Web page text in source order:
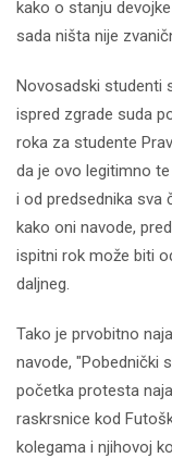
kako o stanju
sada ništa nije
Novosadski studenti
ispred zgrade suda
roka za studente
da je ovo legitimno
i od predsednika sva
kako oni navode,
ispitni rok može biti
daljneg.
Tako je prvobitno
navode, "Pobednički
početka protesta
raskrsnice kod
kolegama i njihovoj